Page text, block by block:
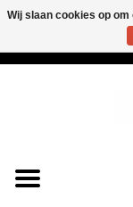
& sterker
Wij slaan cookies op